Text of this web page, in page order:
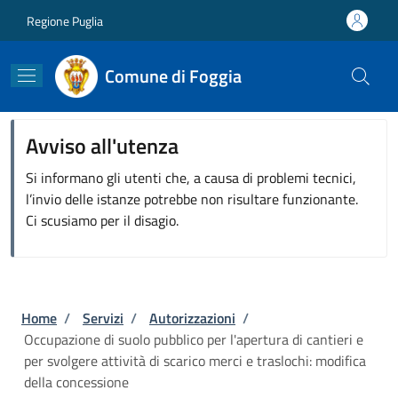
Regione Puglia
Comune di Foggia
Avviso all'utenza
Si informano gli utenti che, a causa di problemi tecnici,
l’invio delle istanze potrebbe non risultare funzionante.
Ci scusiamo per il disagio.
Briciole di pane
Home / Servizi / Autorizzazioni /
Occupazione di suolo pubblico per l'apertura di cantieri e
per svolgere attività di scarico merci e traslochi: modifica
della concessione